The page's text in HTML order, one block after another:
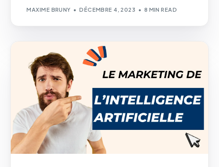
MAXIME BRUNY DÉCEMBRE 4, 2023 8 MIN READ